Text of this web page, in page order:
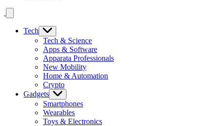
Tech
Tech & Science
Apps & Software
Apparata Professionals
New Mobility
Home & Automation
Crypto
Gadgets
Smartphones
Wearables
Toys & Electronics